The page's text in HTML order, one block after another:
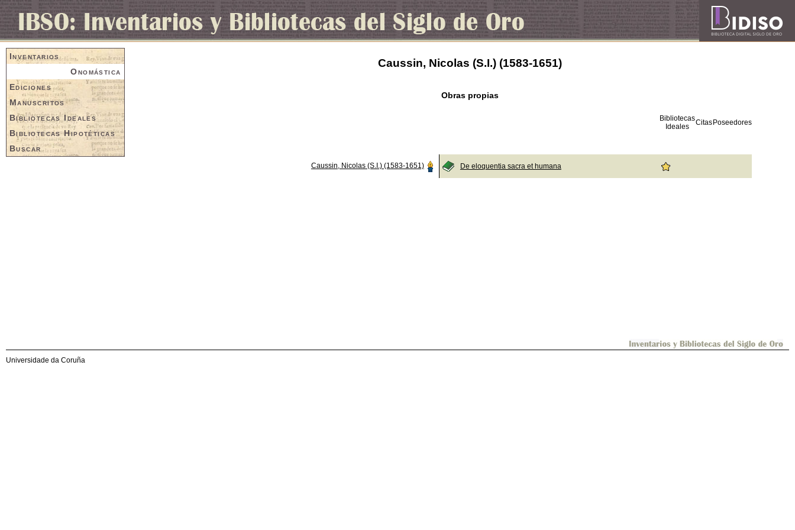
Inventarios
Onomástica
Ediciones
Manuscritos
Bibliotecas Ideales
Bibliotecas Hipotéticas
Buscar
Caussin, Nicolas (S.I.) (1583-1651)
Obras propias
Bibliotecas
Ideales
Citas Poseedores
Caussin, Nicolas (S.I.) (1583-1651) De eloquentia sacra et humana
Universidade da Coruña